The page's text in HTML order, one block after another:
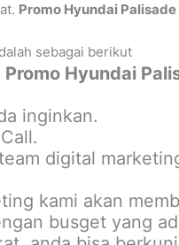
Promo Hyundai Palisade
sebagai berikut
Promo Hyundai
inginkan.
digital
kami akan
busget yang